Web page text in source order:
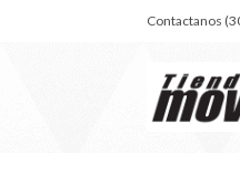
Contactanos